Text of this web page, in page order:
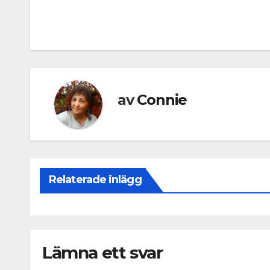
avConnie
Relaterade inlägg
Lämna ett svar